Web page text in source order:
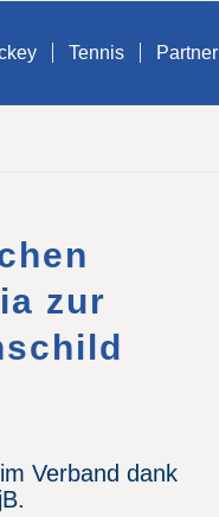
Tennis Partner
zur
Verband dank